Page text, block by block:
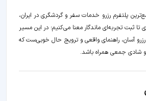
پلتفرم رزرو خدمات سفر و گردشگری در ایران،
ثبت تجربه‌ای ماندگار معنا می‌کنیم؛ در این مسیر‍
رزرو آسان، راهنمای واقعی و ترویج حال خوبی‌ست که
شادی جمعی همراه باشد.